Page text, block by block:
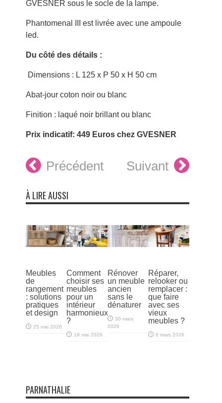
GVESNER sous le socle de la lampe.
Phantomenal III est livrée avec une ampoule
led.
Du côté des détails :
Dimensions : L 125 x P 50 x H 50 cm
Abat-jour coton noir ou blanc
Finition : laqué noir brillant ou blanc
Prix indicatif: 449 Euros chez GVESNER
Précédent Suivant
À LIRE AUSSI
Meubles
de
rangement
: solutions
pratiques
et design
25 mai 2026
Comment
choisir ses
meubles
pour un
intérieur
harmonieux
?
19 mai 2026
Rénover
un meuble
ancien
sans le
dénaturer
30 mars
2026
Réparer,
relooker ou
remplacer :
que faire
avec ses
vieux
meubles ?
8 mars 2026
PARNATHALIE